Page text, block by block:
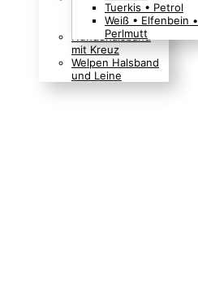
Boho Indianer
Hippie Look
Hundehalsband
mit Kreuz
Welpen Halsband
und Leine
Tuerkis • Petrol
Weiß • Elfenbein •
Perlmutt